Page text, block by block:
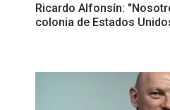
Ricardo Alfonsín:
colonia de Estados